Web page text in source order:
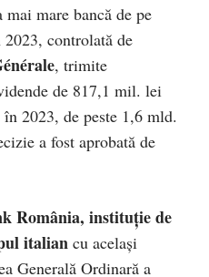
mai mare bancă de pe
controlată de
, trimite
de 817,1 mil. lei
2023, de peste 1,6 mld.
a fost aprobată de
România, instituţie de
ita­lian cu acelaşi
Generală Ordinară a